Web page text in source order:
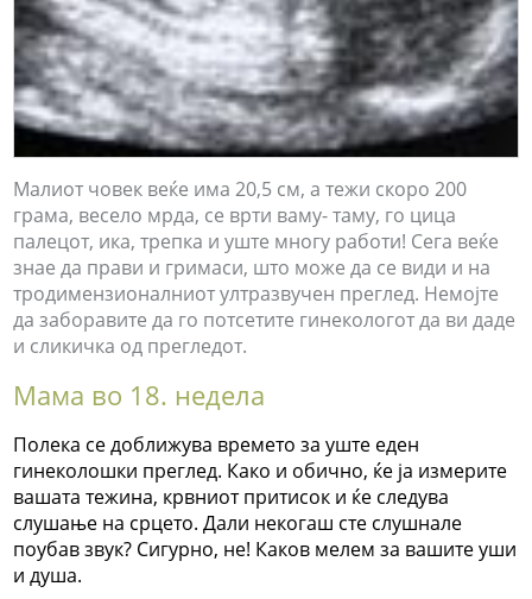
Малиот човек веќе има 20,5 см, а тежи скоро 200
грама, весело мрда, се врти ваму- таму, го цица
палецот, ика, трепка и уште многу работи! Сега веќе
знае да прави и гримаси, што може да се види и на
тродимензионалниот ултразвучен преглед. Немојте
да заборавите да го потсетите гинекологот да ви даде
и сликичка од прегледот.
Мама во 18. недела
Полека се доближува времето за уште еден
гинеколошки преглед. Како и обично, ќе ја измерите
вашата тежина, крвниот притисок и ќе следува
слушање на срцето. Дали некогаш сте слушнале
поубав звук? Сигурно, не! Каков мелем за вашите уши
и душа.